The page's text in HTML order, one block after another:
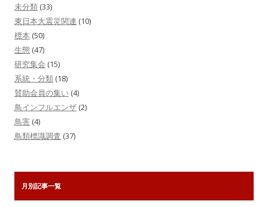
未分類 (33)
東日本大震災関連 (10)
標本 (50)
生態 (47)
研究集会 (15)
系統・分類 (18)
賛助会員の集い (4)
鳥インフルエンザ (2)
鳥害 (4)
鳥類標識調査 (37)
月別記事一覧